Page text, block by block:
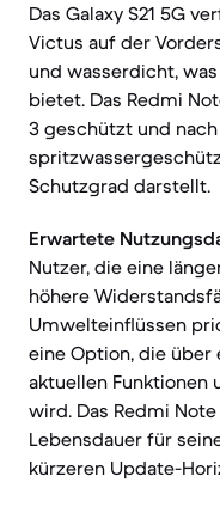
Das Galaxy S21 5G
Victus auf der
und wasserdicht,
bietet. Das Redmi
3 geschützt und
Schutzgrad darstellt.
Erwartete
Nutzer, die eine
höhere
Umwelteinflüssen
eine Option, die
aktuellen Funktionen
wird. Das Redmi
Lebensdauer für
kürzeren Update-